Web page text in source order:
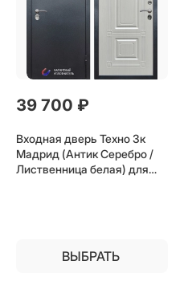
39 700 ₽
Входная дверь Техно 3к
Мадрид (Антик Серебро /
Лиственница белая) для
ВЫБРАТЬ